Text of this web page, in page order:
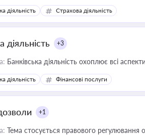
та забезпечувати їх належне
діяльність Страхова діяльність
діяльність +3
Банківська діяльність охоплює всі
діяльність Фінансові послуги
+1
Тема стосується правового регулювання